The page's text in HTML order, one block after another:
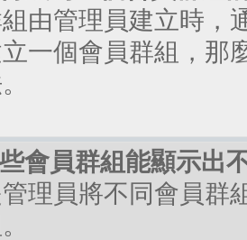
由管理員建立時，
一個會員群組，那
會員群組能顯示出
理員將不同會員群